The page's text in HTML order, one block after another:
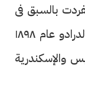
بالسبق فى
فن السينما حين بزغت أنوار سينما الألدرادو عام ١٨٩٨
والإسكندرية